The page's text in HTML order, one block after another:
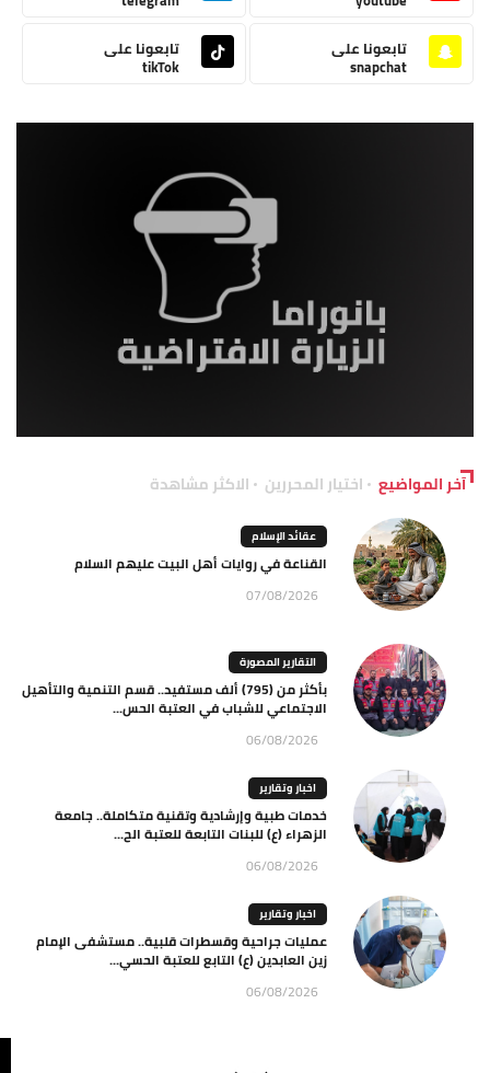
تابعونا على
snapchat
تابعونا على
tikTok
آخر المواضيع اختيار المحررين الاكثر مشاهدة
عقائد الإسلام
القناعة في روايات أهل البيت عليهم السلام
07/08/2026
التقارير المصورة
بأكثر من (795) ألف مستفيد.. قسم التنمية والتأهيل
الاجتماعي للشباب في العتبة الحس...
06/08/2026
اخبار وتقارير
خدمات طبية وإرشادية وتقنية متكاملة.. جامعة
الزهراء (ع) للبنات التابعة للعتبة الح...
06/08/2026
اخبار وتقارير
عمليات جراحية وقسطرات قلبية.. مستشفى الإمام
زين العابدين (ع) التابع للعتبة الحسي...
06/08/2026